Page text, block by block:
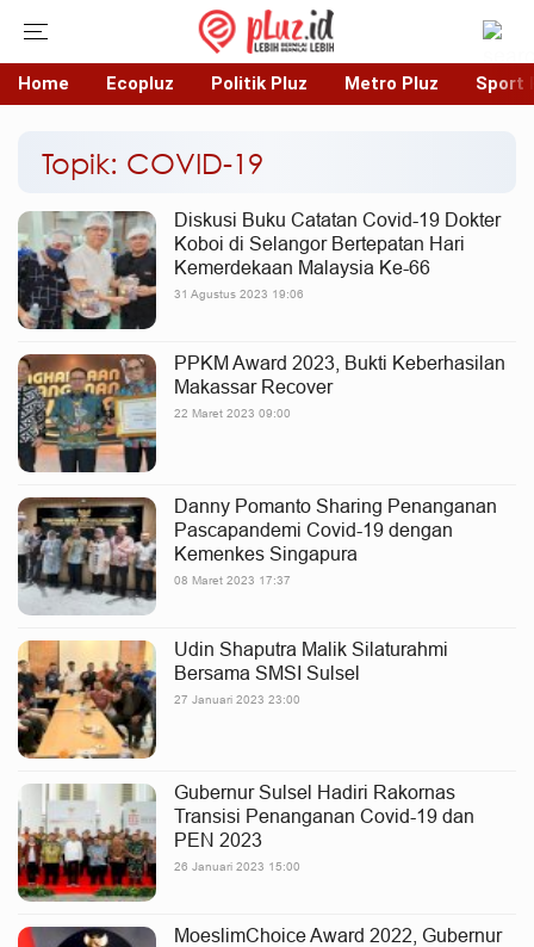
Home Ecopluz Politik Pluz Metro Pluz Sport
Topik: COVID-19
Diskusi Buku Catatan Covid-19 Dokter
Koboi di Selangor Bertepatan Hari
Kemerdekaan Malaysia Ke-66
31 Agustus 2023 19:06
PPKM Award 2023, Bukti Keberhasilan
Makassar Recover
22 Maret 2023 09:00
Danny Pomanto Sharing Penanganan
Pascapandemi Covid-19 dengan
Kemenkes Singapura
08 Maret 2023 17:37
Udin Shaputra Malik Silaturahmi
Bersama SMSI Sulsel
27 Januari 2023 23:00
Gubernur Sulsel Hadiri Rakornas
Transisi Penanganan Covid-19 dan
PEN 2023
26 Januari 2023 15:00
MoeslimChoice Award 2022, Gubernur